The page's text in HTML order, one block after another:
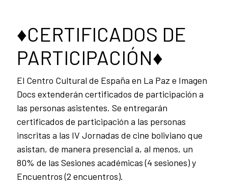
♦CERTIFICADOS DE
PARTICIPACIÓN♦
El Centro Cultural de España en La Paz e Imagen
Docs extenderán certificados de participación a
las personas asistentes. Se entregarán
certificados de participación a las personas
inscritas a las IV Jornadas de cine boliviano que
asistan, de manera presencial a, al menos, un
80% de las Sesiones académicas (4 sesiones) y
Encuentros (2 encuentros).